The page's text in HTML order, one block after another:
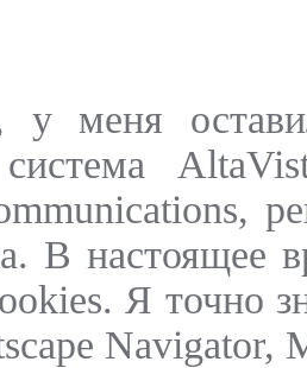
у меня
система
В настоящее
Я точно